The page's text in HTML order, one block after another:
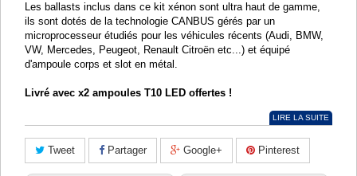
Les ballasts inclus dans ce kit xénon sont ultra haut de gamme,
ils sont dotés de la technologie CANBUS gérés par un
microprocesseur étudiés pour les véhicules récents (Audi, BMW,
VW, Mercedes, Peugeot, Renault Citroën etc...) et équipé
d'ampoule corps et slot en métal.
Livré avec x2 ampoules T10 LED offertes !
LIRE LA SUITE
Tweet Partager Google+ Pinterest